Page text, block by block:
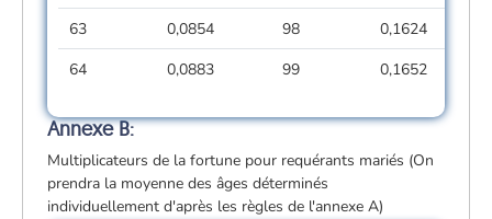
63
0,0854 98
0,1624
64
0,0883 99 0,1652
Annexe B:
Multiplicateurs de la fortune pour requérants mariés (On
prendra la moyenne des âges déterminés
individuellement d'après les règles de l'annexe A)